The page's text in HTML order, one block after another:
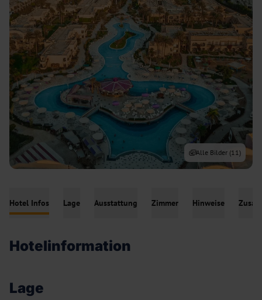
Alle Bilder (11 )
Hotel Infos Lage Ausstattung Zimmer Hinweise
Hotelinformation
Lage